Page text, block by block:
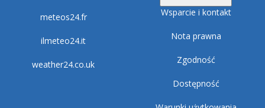
meteos24.fr
ilmeteo24.it
weather24.co.uk
Wsparcie i kontakt
Nota prawna
Zgodność
Dostępność